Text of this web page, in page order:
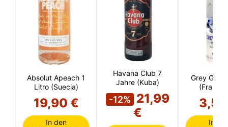
Absolut Apeach 1
Litro (Suecia)
19,90 €
In den
Havana Club 7
Jahre (Kuba)
-12% 21,99
€
Grey
In
die wir in Ihrer Sitzung verwenden dürfen.